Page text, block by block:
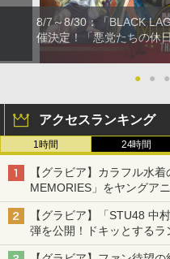
8/7～8/30：「BLACK
催決定！「悪党たちの休
● ● ●
アクセスランキング
1時間 24時間
【グラビア】カラフル水
MEMORIES」をヤングア
【グラビア】「STU48 中
弾を公開！ドキッとする